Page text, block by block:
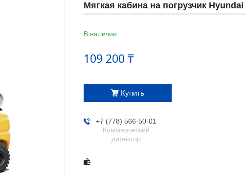
Мягкая кабина на погрузчик Hyundai
В наличии
109 200 ₸
Купить
+7 (778) 566-50-01
Коммерческий
директор